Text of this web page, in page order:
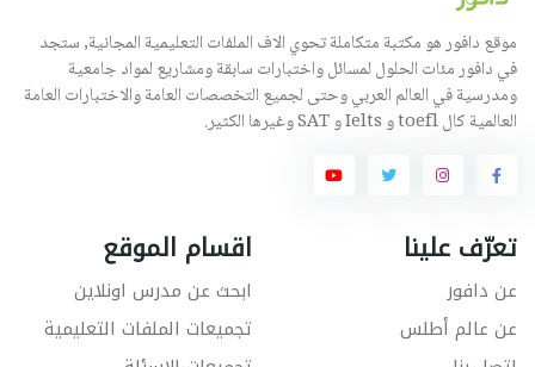
موقع دافور هو مكتبة متكاملة تحوي الاف الملفات التعليمية المجانية, ستجد
في دافور مئات الحلول لمسائل واختبارات سابقة ومشاريع لمواد جامعية
ومدرسية في العالم العربي وحتى لجميع التخصصات العامة والاختبارات العامة
العالمية كال toefl و Ielts و SAT وغيرها الكثير.
تعرّف علينا
عن دافور
عن عالم أطلس
اقسام الموقع
ابحث عن مدرس اونلاين
تجميعات الملفات التعليمية